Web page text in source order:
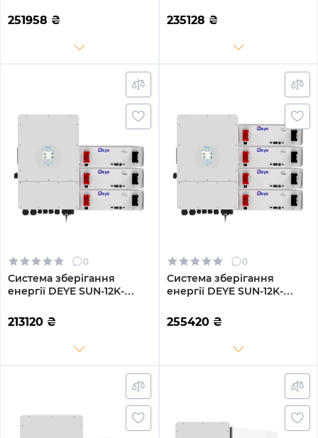
4DE20.48K-LFP 12000W
20.48kh 4BAT LiFePO4
251958 ₴
4DY20.48K-LFP-W 12000W
20.48kh 4BAT LiFePO4
235128 ₴
0
Система зберігання
енергії DEYE SUN-12K-
12000W 15.36kh 3BAT
LiFePO4 6000 циклів
213120 ₴
0
Система зберігання
енергії DEYE SUN-12K-
LFP 12000W 20.48kh 4BAT
LiFePO4 6000 циклів
255420 ₴